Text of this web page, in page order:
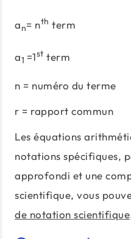
an= nth term
a1 =1st term
n = numéro du terme
r = rapport commun
Les équations
notations spécifiques,
approfondi et une
scientifique, vous
de notation scientifique